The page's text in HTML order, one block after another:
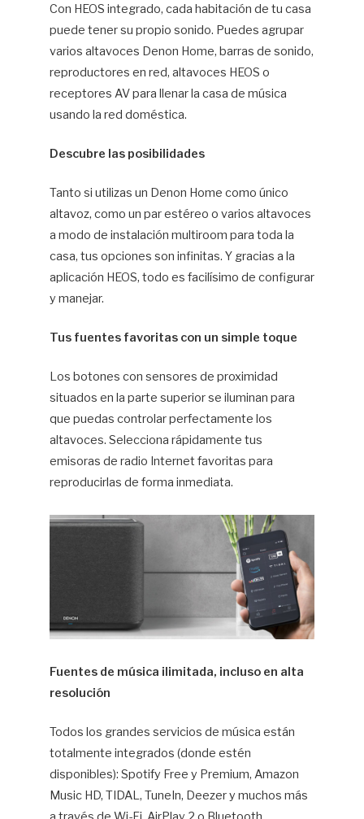
Con HEOS integrado, cada habitación de tu casa
puede tener su propio sonido. Puedes agrupar
varios altavoces Denon Home, barras de sonido,
reproductores en red, altavoces HEOS o
receptores AV para llenar la casa de música
usando la red doméstica.
Descubre las posibilidades
Tanto si utilizas un Denon Home como único
altavoz, como un par estéreo o varios altavoces
a modo de instalación multiroom para toda la
casa, tus opciones son infinitas. Y gracias a la
aplicación HEOS, todo es facilísimo de configurar
y manejar.
Tus fuentes favoritas con un simple toque
Los botones con sensores de proximidad
situados en la parte superior se iluminan para
que puedas controlar perfectamente los
altavoces. Selecciona rápidamente tus
emisoras de radio Internet favoritas para
reproducirlas de forma inmediata.
Fuentes de música ilimitada, incluso en alta
resolución
Todos los grandes servicios de música están
totalmente integrados (donde estén
disponibles): Spotify Free y Premium, Amazon
Music HD, TIDAL, TuneIn, Deezer y muchos más